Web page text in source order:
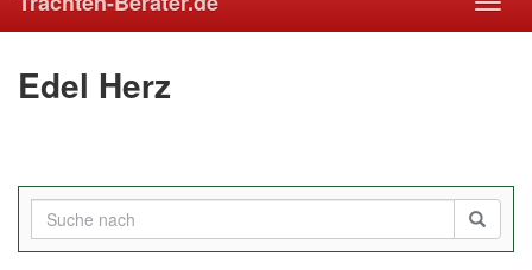
Edel Herz